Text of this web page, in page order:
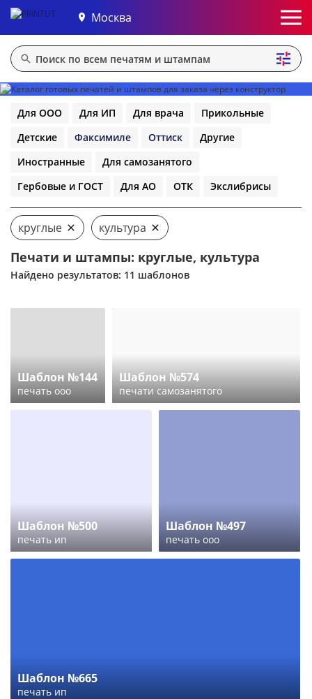
Москва
Для ООО Для ИП Для врача
Прикольные
Детские
Факсимиле Оттиск
Другие
Иностранные
Для самозанятого
Гербовые и ГОСТ
Для АО ОТК Экслибрисы
круглые культура
Печати и штампы: круглые, культура
Найдено результатов: 11 шаблонов
Шаблон №144
печать ооо
Шаблон №574
печати самозанятого
Шаблон №500
печать ип
Шаблон №497
печать ооо
Шаблон №665
печать ип